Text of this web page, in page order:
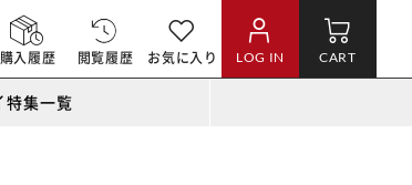
購入履歴 閲覧履歴 お気に入り LOG IN CART
特集一覧